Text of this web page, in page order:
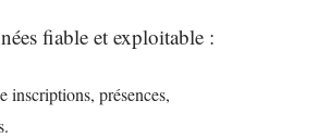
fiable et exploitable :
inscriptions, présences,